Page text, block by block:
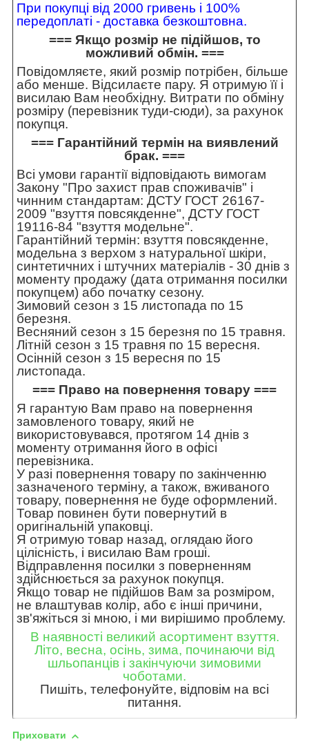
При покупці від 2000 гривень і 100%
передоплаті - доставка безкоштовна.
=== Якщо розмір не підійшов, то
можливий обмін. ===
Повідомляєте, який розмір потрібен, більше
або менше. Відсилаєте пару. Я отримую її і
висилаю Вам необхідну. Витрати по обміну
розміру (перевізник туди-сюди), за рахунок
покупця.
=== Гарантійний термін на виявлений
брак. ===
Всі умови гарантії відповідають вимогам
Закону "Про захист прав споживачів" і
чинним стандартам: ДСТУ ГОСТ 26167-
2009 "взуття повсякденне", ДСТУ ГОСТ
19116-84 "взуття модельне".
Гарантійний термін: взуття повсякденне,
модельна з верхом з натуральної шкіри,
синтетичних і штучних матеріалів - 30 днів з
моменту продажу (дата отримання посилки
покупцем) або початку сезону.
Зимовий сезон з 15 листопада по 15
березня.
Весняний сезон з 15 березня по 15 травня.
Літній сезон з 15 травня по 15 вересня.
Осінній сезон з 15 вересня по 15
листопада.
=== Право на повернення товару ===
Я гарантую Вам право на повернення
замовленого товару, який не
використовувався, протягом 14 днів з
моменту отримання його в офісі
перевізника.
У разі повернення товару по закінченню
зазначеного терміну, а також, вживаного
товару, повернення не буде оформлений.
Товар повинен бути повернутий в
оригінальній упаковці.
Я отримую товар назад, оглядаю його
цілісність, і висилаю Вам гроші.
Відправлення посилки з поверненням
здійснюється за рахунок покупця.
Якщо товар не підійшов Вам за розміром,
не влаштував колір, або є інші причини,
зв'яжіться зі мною, і ми вирішимо проблему.
В наявності великий асортимент взуття.
Літо, весна, осінь, зима, починаючи від
шльопанців і закінчуючи зимовими
чоботами.
Пишіть, телефонуйте, відповім на всі
питання.
Приховати